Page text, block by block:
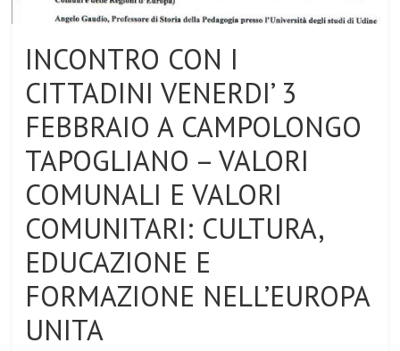
INCONTRO CON I
CITTADINI VENERDI’ 3
FEBBRAIO A CAMPOLONGO
TAPOGLIANO – VALORI
COMUNALI E VALORI
COMUNITARI: CULTURA,
EDUCAZIONE E
FORMAZIONE NELL’EUROPA
UNITA